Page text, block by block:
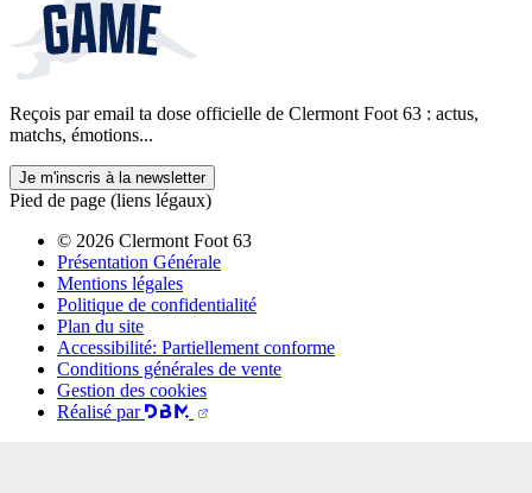
Reçois par email ta dose officielle de Clermont Foot 63 : actus,
matchs, émotions...
Je m'inscris à la newsletter
Pied de page (liens légaux)
© 2026 Clermont Foot 63
Présentation Générale
Mentions légales
Politique de confidentialité
Plan du site
Accessibilité: Partiellement conforme
Conditions générales de vente
Gestion des cookies
Réalisé par